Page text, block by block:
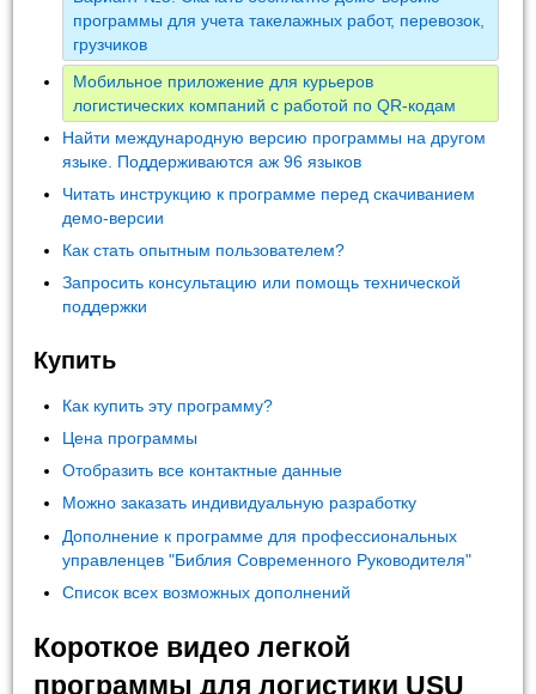
программы для учета такелажных работ, перевозок,
грузчиков
Мобильное приложение для курьеров
логистических компаний с работой по QR-кодам
Найти международную версию программы на другом
языке. Поддерживаются аж 96 языков
Читать инструкцию к программе перед скачиванием
демо-версии
Как стать опытным пользователем?
Запросить консультацию или помощь технической
поддержки
Купить
Как купить эту программу?
Цена программы
Отобразить все контактные данные
Можно заказать индивидуальную разработку
Дополнение к программе для профессиональных
управленцев "Библия Современного Руководителя"
Список всех возможных дополнений
Короткое видео легкой
программы для логистики USU